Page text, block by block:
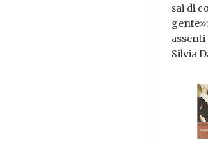
sai di
assenti
Silvia